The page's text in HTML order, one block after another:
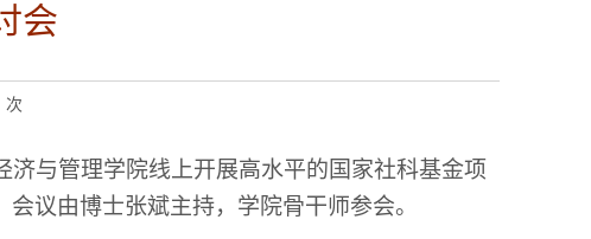
会
次
济与管理学院线上开展高水平的国家社科基金项
会议由博士张斌主持，学院骨干师参会。